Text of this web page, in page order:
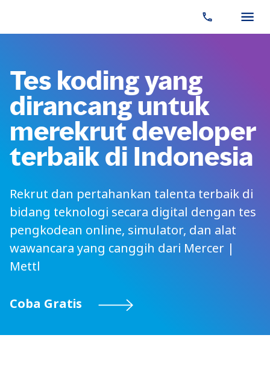
Tes koding yang
dirancang untuk
merekrut developer
terbaik di Indonesia
Rekrut dan pertahankan talenta terbaik di
bidang teknologi secara digital dengan tes
pengkodean online, simulator, dan alat
wawancara yang canggih dari Mercer |
Mettl
Coba Gratis